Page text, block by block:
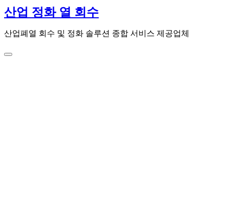
콘
텐
츠
건
산업 정화 열 회수
산업폐열 회수 및 정화 솔루션 종합 서비스 제공업체